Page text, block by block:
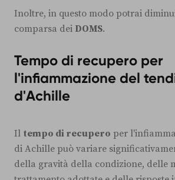
Inoltre, in questo modo potrai
comparsa dei DOMS.
Tempo di recupero per
l'infiammazione del
d'Achille
Il tempo di recupero per
di Achille può variare
della gravità della condizione, delle